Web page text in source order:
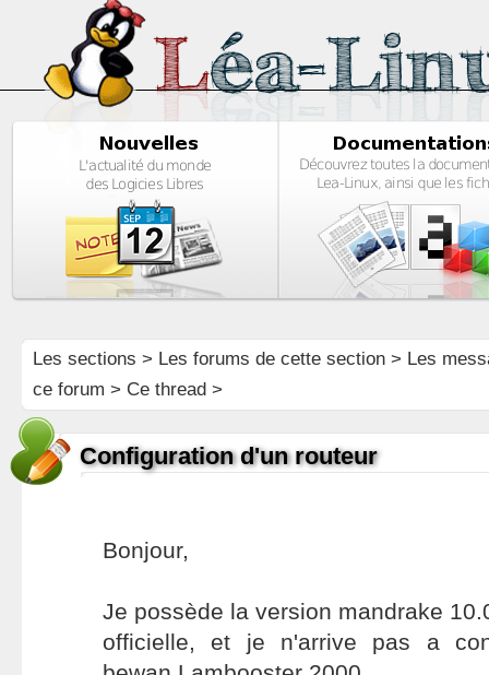
Les sections > Les forums de cette section> Les
ce forum > Ce thread >
Configuration d'un routeur
Bonjour,
Je possède la version mandrake
officielle, et je n'arrive pas a